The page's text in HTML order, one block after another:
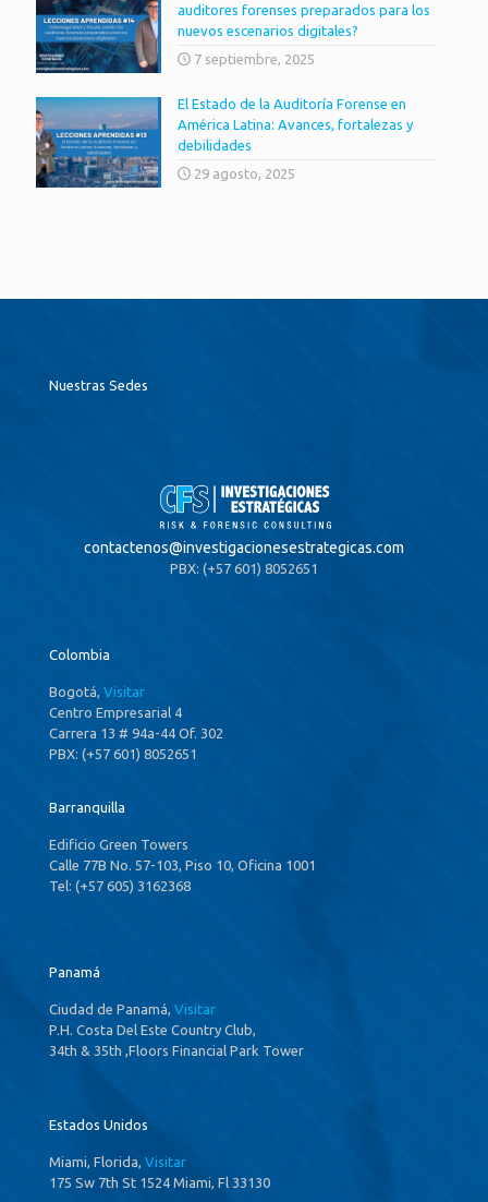
auditores forenses preparados para los
nuevos escenarios digitales?
7 septiembre, 2025
El Estado de la Auditoría Forense en
América Latina: Avances, fortalezas y
debilidades
29 agosto, 2025
Nuestras Sedes
contactenos@investigacionesestrategicas.com
PBX: (+57 601) 8052651
Colombia
Bogotá, Visitar
Centro Empresarial 4
Carrera 13 # 94a-44 Of. 302
PBX: (+57 601) 8052651
Barranquilla
Edificio Green Towers
Calle 77B No. 57-103, Piso 10, Oficina 1001
Tel: (+57 605) 3162368
Panamá
Ciudad de Panamá, Visitar
P.H. Costa Del Este Country Club,
34th & 35th ,Floors Financial Park Tower
Estados Unidos
Miami, Florida, Visitar
175 Sw 7th St 1524 Miami, Fl 33130